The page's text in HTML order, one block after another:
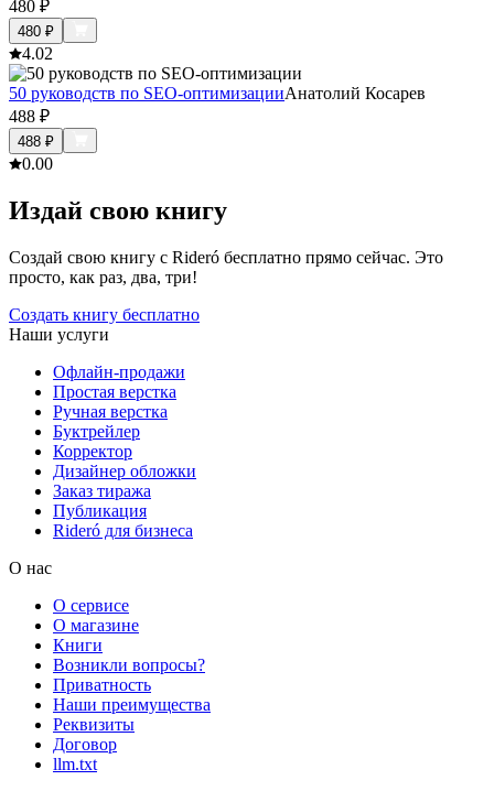
480 ₽
480 ₽
4.02
50 руководств по SEO-оптимизацииАнатолий Косарев
488 ₽
488 ₽
0.00
Издай свою книгу
Создай свою книгу с Rideró бесплатно прямо сейчас. Это
просто, как раз, два, три!
Создать книгу бесплатно
Наши услуги
Офлайн-продажи
Простая верстка
Ручная верстка
Буктрейлер
Корректор
Дизайнер обложки
Заказ тиража
Публикация
Rideró для бизнеса
О нас
О сервисе
О магазине
Книги
Возникли вопросы?
Приватность
Наши преимущества
Реквизиты
Договор
llm.txt